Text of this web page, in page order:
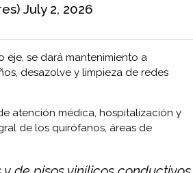
July 2, 2026
eje, se dará mantenimiento a
desazolve y limpieza de redes
atención médica, hospitalización y
de los quirófanos, áreas de